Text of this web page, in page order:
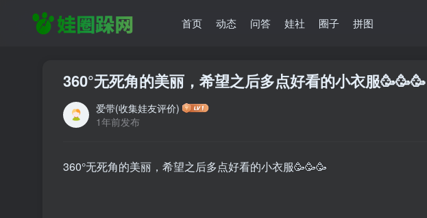
首页 动态 问答 娃社 圈子 拼图
360°无死角的美丽，希望之后多点好看的小衣服🥳🥳🥳
爱带(收集娃友评价)
1年前发布
360°无死角的美丽，希望之后多点好看的小衣服🥳🥳🥳